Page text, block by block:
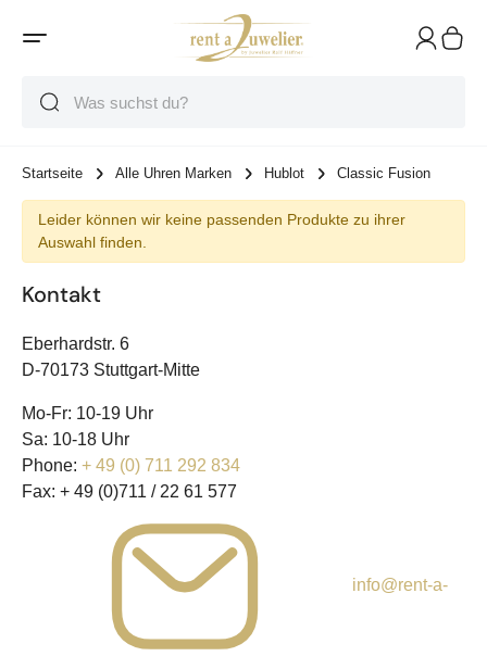
Startseite Alle Uhren Marken Hublot Classic Fusion
Leider können wir keine passenden Produkte zu ihrer
Auswahl finden.
Kontakt
Eberhardstr. 6
D-70173 Stuttgart-Mitte
Mo-Fr: 10-19 Uhr
Sa: 10-18 Uhr
Phone: + 49 (0) 711 292 834
Fax: + 49 (0)711 / 22 61 577
info@rent-a-